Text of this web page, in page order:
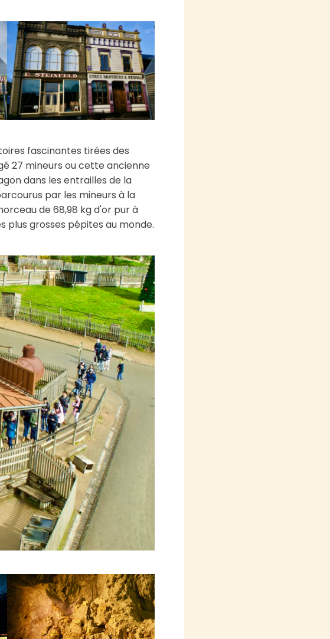
fascinantes tirées des
27 mineurs ou cette ancienne
dans les entrailles de la
par les mineurs à la
de 68,98 kg d'or pur à
plus grosses pépites au monde.